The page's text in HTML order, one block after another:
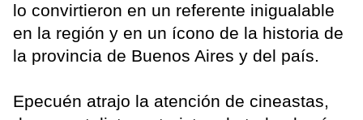
lo convirtieron en un referente inigualable
en la región y en un ícono de la historia de
la provincia de Buenos Aires y del país.
Epecuén atrajo la atención de cineastas,